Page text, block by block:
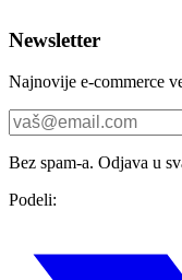
Newsletter
Najnovije e-commerce
Bez spam-a. Odjava u
Podeli: